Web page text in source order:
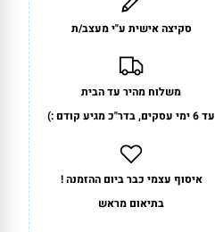
סקיצה אישית ע"י מעצב/ת
משלוח מהיר עד הבית
עד 6 ימי עסקים, בדר"כ מגיע קודם :)
איסוף עצמי כבר ביום ההזמנה !
בתיאום מראש